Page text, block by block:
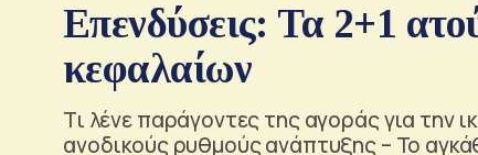
Επενδύσεις: Τα 2+1
κεφαλαίων
Τι λένε παράγοντες της αγοράς για την
ανοδικούς ρυθμούς ανάπτυξης – Το